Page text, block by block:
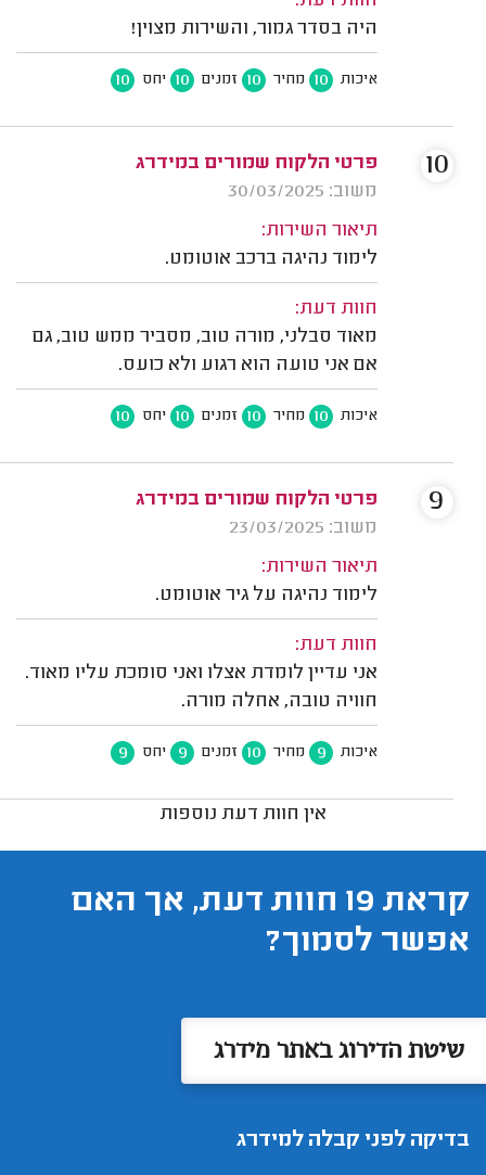
היה בסדר גמור, והשירות מצוין!
איכות 10 מחיר 10 זמנים 10 יחס 10
פרטי הלקוח שמורים במידרג
משוב: 30/03/2025
תיאור השירות:
לימוד נהיגה ברכב אוטומט.
חוות דעת:
מאוד סבלני, מורה טוב, מסביר ממש טוב, גם
אם אני טועה הוא רגוע ולא כועס.
איכות 10 מחיר 10 זמנים 10 יחס 10
10
פרטי הלקוח שמורים במידרג
משוב: 23/03/2025
תיאור השירות:
לימוד נהיגה על גיר אוטומט.
חוות דעת:
אני עדיין לומדת אצלו ואני סומכת עליו מאוד.
חוויה טובה, אחלה מורה.
איכות 9 מחיר 10 זמנים 9 יחס 9
9
אין חוות דעת נוספות
קראת 19 חוות דעת, אך האם
אפשר לסמוך?
שיטת הדירוג באתר מידרג
בדיקה לפני קבלה למידרג